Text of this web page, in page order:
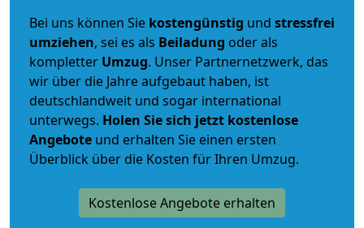
Bei uns können Sie kostengünstig und stressfrei
umziehen, sei es als Beiladung oder als
kompletter Umzug. Unser Partnernetzwerk, das
wir über die Jahre aufgebaut haben, ist
deutschlandweit und sogar international
unterwegs. Holen Sie sich jetzt kostenlose
Angebote und erhalten Sie einen ersten
Überblick über die Kosten für Ihren Umzug.
Kostenlose Angebote erhalten